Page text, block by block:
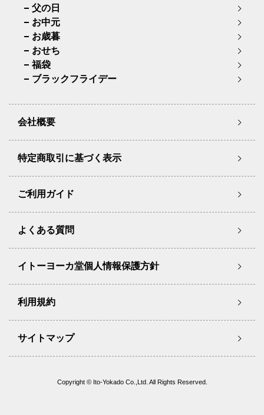
父の日
お中元
お歳暮
おせち
福袋
ブラックフライデー
会社概要
特定商取引に基づく表示
ご利用ガイド
よくある質問
イトーヨーカ堂個人情報保護方針
利用規約
サイトマップ
Copyright © Ito-Yokado Co.,Ltd. All Rights Reserved.